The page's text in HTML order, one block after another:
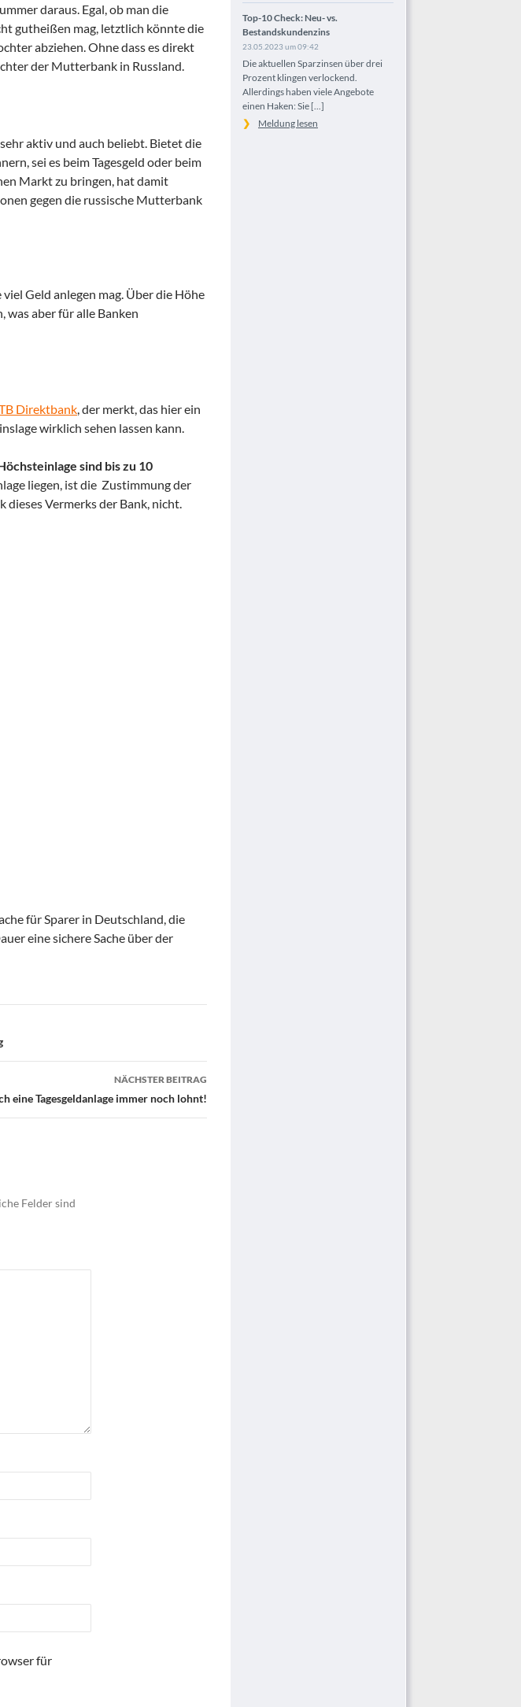
daraus. Egal, ob man die
gutheißen mag, letztlich könnte die
abziehen. Ohne dass es direkt
der Mutterbank in Russland.
aktiv und auch beliebt. Bietet die
sei es beim Tagesgeld oder beim
Markt zu bringen, hat damit
gegen die russische Mutterbank
Geld anlegen mag. Über die Höhe
was aber für alle Banken
Direktbank , der merkt, das hier ein
wirklich sehen lassen kann.
sind bis zu 10
liegen, ist die Zustimmung der
Vermerks der Bank, nicht.
für Sparer in Deutschland, die
eine sichere Sache über der
NÄCHSTER BEITRAG
eine Tagesgeldanlage immer noch lohnt!
Felder sind
für
Top-10 Check: Neu- vs.
Bestandskundenzins
23.05.2023 um 09:42
Die aktuellen Sparzinsen über drei
Prozent klingen verlockend.
Allerdings haben viele Angebote
einen Haken: Sie [...]
Meldung lesen